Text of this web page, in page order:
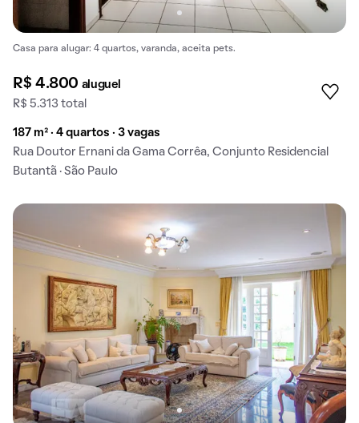
Casa para alugar: 4 quartos, varanda, aceita pets.
R$ 4.800 aluguel
R$ 5.313 total
187 m² · 4 quartos · 3 vagas
Rua Doutor Ernani da Gama Corrêa, Conjunto Residencial
Butantã · São Paulo